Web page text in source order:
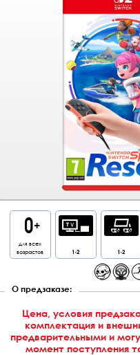
для всех
возрастов
1-2 1-2
О предзаказе:
Цена, условия
комплектация и
предварительными и
момент поступления